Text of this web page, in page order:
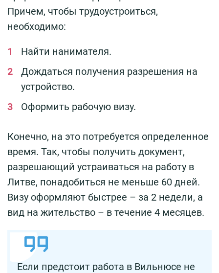
Причем, чтобы трудоустроиться,
необходимо:
Найти нанимателя.
Дождаться получения разрешения на
устройство.
Оформить рабочую визу.
Конечно, на это потребуется определенное
время. Так, чтобы получить документ,
разрешающий устраиваться на работу в
Литве, понадобиться не меньше 60 дней.
Визу оформляют быстрее – за 2 недели, а
вид на жительство – в течение 4 месяцев.
Если предстоит работа в Вильнюсе не